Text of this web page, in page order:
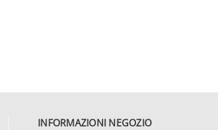
INFORMAZIONI NEGOZIO